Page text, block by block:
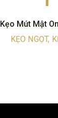
Kẹo Mút Mật
KẸO NGỌT,